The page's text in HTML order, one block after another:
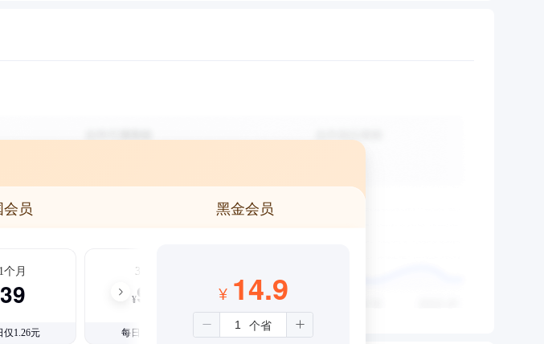
员 黑金会员
1个月
39
仅1.26元
3个月
¥99
每日仅1.08元
¥ 14.9